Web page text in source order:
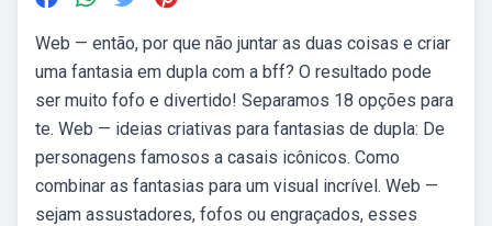
Web — então, por que não juntar as duas coisas e criar
uma fantasia em dupla com a bff? O resultado pode
ser muito fofo e divertido! Separamos 18 opções para
te. Web — ideias criativas para fantasias de dupla: De
personagens famosos a casais icônicos. Como
combinar as fantasias para um visual incrível. Web —
sejam assustadores, fofos ou engraçados, esses